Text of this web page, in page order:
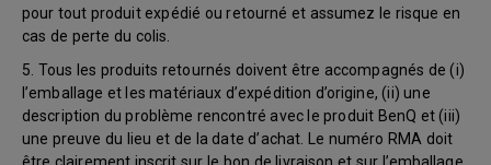
pour tout produit expédié ou retourné et assumez le risque en
cas de perte du colis.
5. Tous les produits retournés doivent être accompagnés de (i)
l’emballage et les matériaux d’expédition d’origine, (ii) une
description du problème rencontré avec le produit BenQ et (iii)
une preuve du lieu et de la date d’achat. Le numéro RMA doit